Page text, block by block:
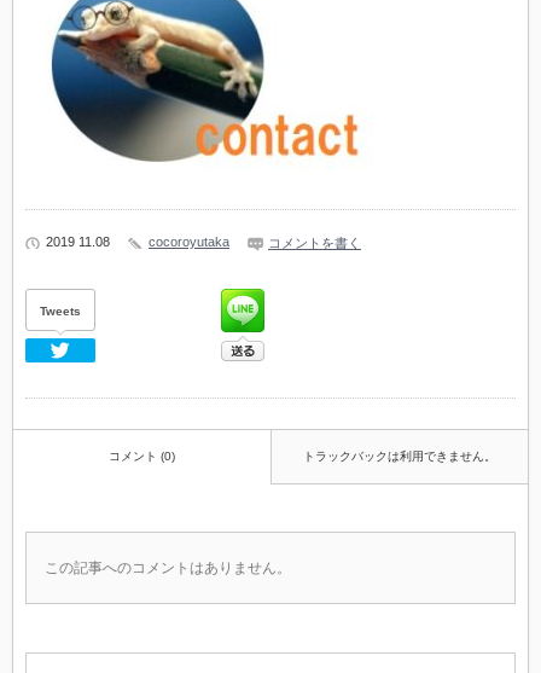
2019 11.08 cocoroyutaka コメントを書く
Tweets
コメント (0) トラックバックは利用できません。
この記事へのコメントはありません。